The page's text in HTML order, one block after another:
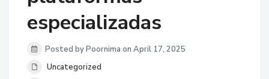
especializadas
Posted by Poornima on April 17, 2025
Uncategorized